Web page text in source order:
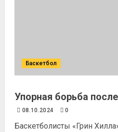
Баскетбол
Упорная борьба
08.10.2024 0
Баскетболисты «Грин